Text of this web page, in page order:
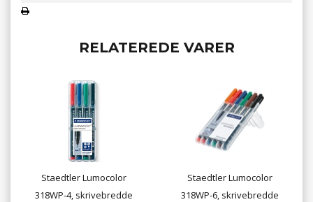
RELATEREDE VARER
Staedtler Lumocolor
318WP-4, skrivebredde
Staedtler Lumocolor
318WP-6, skrivebredde